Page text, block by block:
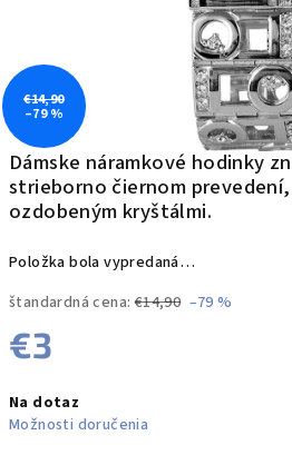
Dámske náramkové hodinky
strieborno čiernom
ozdobeným kryštálmi.
Položka bola vypredaná…
štandardná cena: €14,90 –79 %
€3
cena:
Na dotaz
Možnosti doručenia
€14,90
–79 %